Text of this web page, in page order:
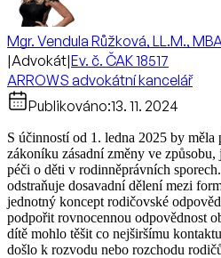
Mgr. Vendula Růžková, LL.M.,
|Advokát|Ev. č. ČAK 18517
ARROWS advokátní kancelář
Publikováno:13. 11. 2024
S účinností od 1. ledna 2025 by měla
zákoníku zásadní změny ve
péči o děti v rodinněprávních
odstraňuje dosavadní dělení mezi
jednotný koncept rodičovské
podpořit rovnocennou odpovědnost
dítě mohlo těšit co nejširšímu
došlo k rozvodu nebo rozchodu